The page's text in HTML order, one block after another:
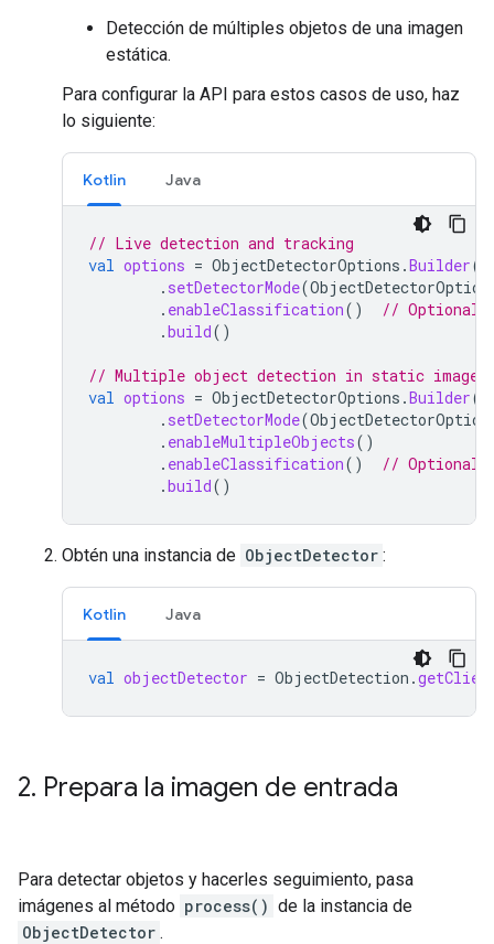
Detección de múltiples objetos de una imagen
estática.
Para configurar la API para estos casos de uso, haz
lo siguiente:
Kotlin Java
// Live detection and tracking
val options = ObjectDetectorOptions .Builder()
. setDetectorMode(
. enableClassification()
// Optional
.build()
// Multiple object detection in static images
val options = ObjectDetectorOptions .Builder()
. setDetectorMode(
. enableMultipleObjects()
. enableClassification()
// Optional
.build()
Obtén una instancia de ObjectDetector :
Kotlin Java
val objectDetector = ObjectDetection .
2. Prepara la imagen de entrada
Para detectar objetos y hacerles seguimiento, pasa
imágenes al método process() de la instancia de
ObjectDetector .